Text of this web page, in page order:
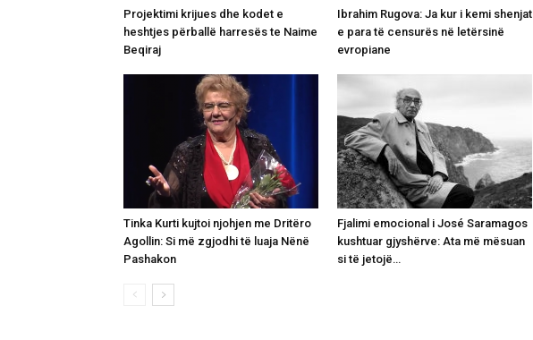
Projektimi krijues dhe kodet e
heshtjes përballë harresës te Naime
Beqiraj
Ibrahim Rugova: Ja kur i kemi shenjat
e para të censurës në letërsinë
evropiane
Tinka Kurti kujtoi njohjen me Dritëro
Agollin: Si më zgjodhi të luaja Nënë
Pashakon
Fjalimi emocional i José Saramagos
kushtuar gjyshërve: Ata më mësuan
si të jetojë…